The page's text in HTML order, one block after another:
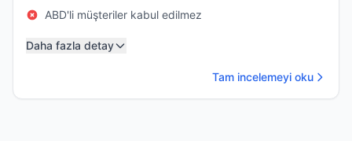
ABD'li müşteriler kabul edilmez
Daha fazla detay
Tam incelemeyi oku